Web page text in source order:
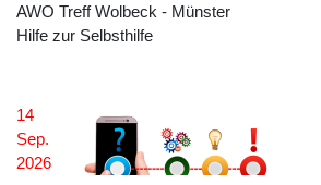
AWO Treff Wolbeck - Münster
Hilfe zur Selbsthilfe
14
Sep.
2026